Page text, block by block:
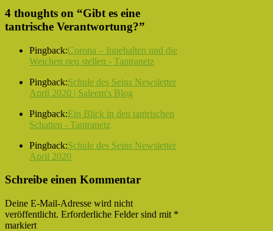
4 thoughts on “Gibt es eine
tantrische Verantwortung?”
Pingback:Corona – Innehalten und die
Weichen neu stellen - Tantranetz
Pingback:Schule des Seins Newsletter
April 2020 | Saleem's Blog
Pingback:Ein Blick in den tantrischen
Schatten - Tantranetz
Pingback:Schule des Seins Newsletter
April 2020
Schreibe einen Kommentar
Deine E-Mail-Adresse wird nicht
veröffentlicht. Erforderliche Felder sind mit *
markiert